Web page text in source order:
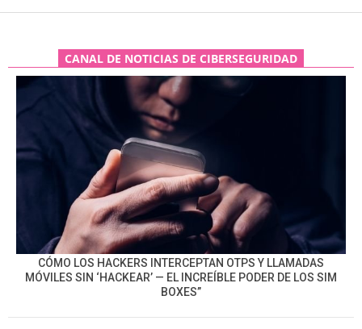
CANAL DE NOTICIAS DE CIBERSEGURIDAD
CÓMO LOS HACKERS INTERCEPTAN OTPS Y LLAMADAS
MÓVILES SIN ‘HACKEAR’ — EL INCREÍBLE PODER DE LOS SIM
BOXES”